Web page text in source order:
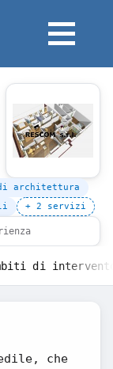
architettura
+ 2 servizi
di
che